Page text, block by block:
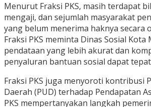
Menurut Fraksi PKS, masih terdapat
mengaji, dan sejumlah masyarakat
yang belum menerima haknya secara
Fraksi PKS meminta Dinas Sosial Kota
pendataan yang lebih akurat dan
penyaluran bantuan sosial dapat
Fraksi PKS juga menyoroti kontribusi
Daerah (PUD) terhadap Pendapatan
PKS mempertanyakan langkah